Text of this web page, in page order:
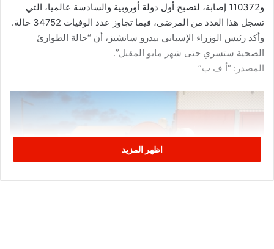
و110372 إصابة، لتصبح أول دولة أوروبية والسادسة عالميا، التي
تسجل هذا العدد من المرضى، فيما تجاوز عدد الوفيات 34752 حالة.
وأكد رئيس الوزراء الإسباني بيدرو سانشيز، أن “حالة الطوارئ
الصحية ستسري حتى شهر مايو المقبل”.
المصدر: “أ ف ب”
اظهر المزيد